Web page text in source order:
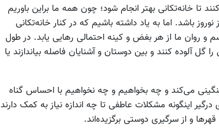
خانه‌تکانی بهتر انجام شود؛ چون همه ما براین باوریم
باشد. اما به یاد داشته باشیم که در کنار خانه‌تکانی
و روان ما از هر بغض و کینه احتمالی رهایی یابد. در طول
آلوده کنند و بین دوستان و آشنایان فاصله بیاندازند یا
می‌کند و چه بخواهیم و چه نخواهیم با احساس گناه
اینگونه مشکلات عاطفی تا چه اندازه نیاز به کمک دارند
و از سرگیری‌ دوستی برگزیده‌اند.